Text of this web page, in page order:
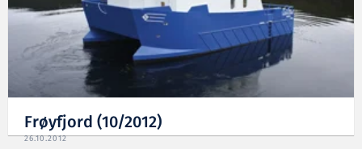
Frøyfjord (10/2012)
26.10.2012